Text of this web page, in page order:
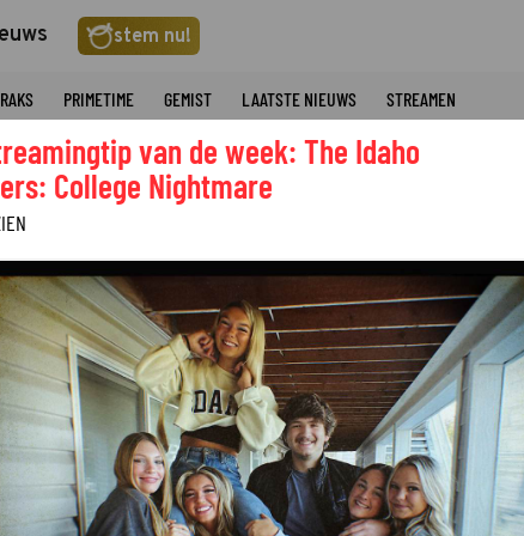
stem nu!
PRIMETIME GEMIST LAATSTE NIEUWS STREAMEN
van de week: The Idaho
College Nightmare